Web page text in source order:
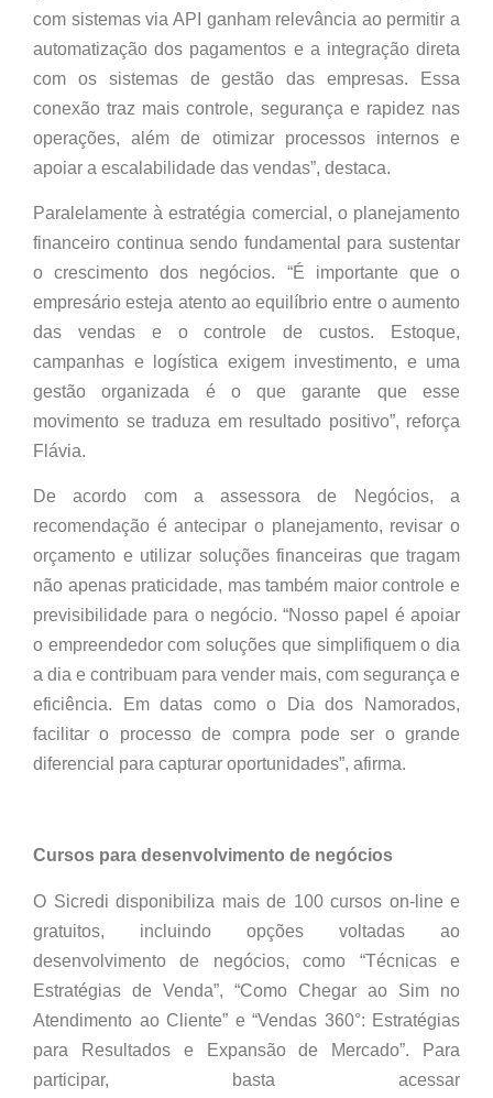
com sistemas via API ganham relevância ao permitir a
automatização dos pagamentos e a integração direta
com os sistemas de gestão das empresas. Essa
conexão traz mais controle, segurança e rapidez nas
operações, além de otimizar processos internos e
apoiar a escalabilidade das vendas”, destaca.
Paralelamente à estratégia comercial, o planejamento
financeiro continua sendo fundamental para sustentar
o crescimento dos negócios. “É importante que o
empresário esteja atento ao equilíbrio entre o aumento
das vendas e o controle de custos. Estoque,
campanhas e logística exigem investimento, e uma
gestão organizada é o que garante que esse
movimento se traduza em resultado positivo”, reforça
Flávia.
De acordo com a assessora de Negócios, a
recomendação é antecipar o planejamento, revisar o
orçamento e utilizar soluções financeiras que tragam
não apenas praticidade, mas também maior controle e
previsibilidade para o negócio. “Nosso papel é apoiar
o empreendedor com soluções que simplifiquem o dia
a dia e contribuam para vender mais, com segurança e
eficiência. Em datas como o Dia dos Namorados,
facilitar o processo de compra pode ser o grande
diferencial para capturar oportunidades”, afirma.
Cursos para desenvolvimento de negócios
O Sicredi disponibiliza mais de 100 cursos on-line e
gratuitos, incluindo opções voltadas ao
desenvolvimento de negócios, como “Técnicas e
Estratégias de Venda”, “Como Chegar ao Sim no
Atendimento ao Cliente” e “Vendas 360°: Estratégias
para Resultados e Expansão de Mercado”. Para
participar, basta acessar